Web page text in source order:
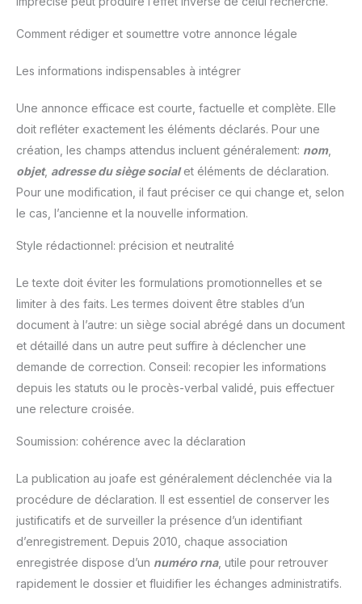
Comment rédiger et soumettre votre annonce légale
Les informations indispensables à intégrer
Une annonce efficace est courte, factuelle et complète. Elle
doit refléter exactement les éléments déclarés. Pour une
création, les champs attendus incluent généralement: nom,
objet, adresse du siège socialet éléments de déclaration.
Pour une modification, il faut préciser ce qui change et, selon
le cas, l’ancienne et la nouvelle information.
Style rédactionnel: précision et neutralité
Le texte doit éviter les formulations promotionnelles et se
limiter à des faits. Les termes doivent être stables d’un
document à l’autre: un siège social abrégé dans un document
et détaillé dans un autre peut suffire à déclencher une
demande de correction. Conseil: recopier les informations
depuis les statuts ou le procès-verbal validé, puis effectuer
une relecture croisée.
Soumission: cohérence avec la déclaration
La publication au joafe est généralement déclenchée via la
procédure de déclaration. Il est essentiel de conserver les
justificatifs et de surveiller la présence d’un identifiant
d’enregistrement. Depuis 2010, chaque association
enregistrée dispose d’un numéro rna, utile pour retrouver
rapidement le dossier et fluidifier les échanges administratifs.